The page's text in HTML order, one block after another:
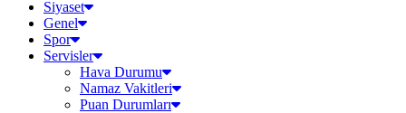
Siyaset
Genel
Spor
Servisler
Hava Durumu
Namaz Vakitleri
Puan Durumları